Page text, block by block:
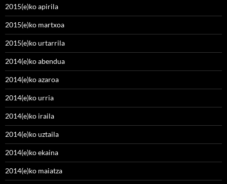
2015(e)ko apirila
2015(e)ko martxoa
2015(e)ko urtarrila
2014(e)ko abendua
2014(e)ko azaroa
2014(e)ko urria
2014(e)ko iraila
2014(e)ko uztaila
2014(e)ko ekaina
2014(e)ko maiatza